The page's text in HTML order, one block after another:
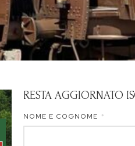
RESTA AGGIORNATO
NOME E COGNOME